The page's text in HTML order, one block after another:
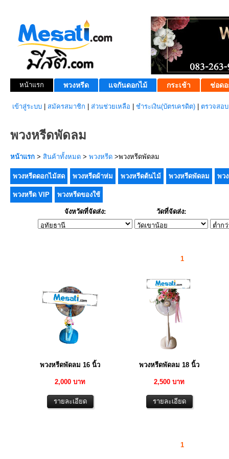
หน้าแรก พวงหรีด แจกันดอกไม้ กระเช้า ช่อดอ
เข้าสู่ระบบ สมัครสมาชิก ส่วนช่วยเหลือ ชำระเงิน(บัตรเครดิต) ตรวจสอ
พวงหรีดพัดลม
หน้าแรก > สินค้าทั้งหมด > พวงหรีด >พวงหรีดพัดลม
พวงหรีดดอกไม้สด พวงหรีดผ้าห่ม พวงหรีดต้นไม้ พวงหรีดพัดลม พว
พวงหรีด VIP พวงหรีดของใช้
จังหวัดที่จัดส่ง: วัดที่จัดส่ง:
1
พวงหรีดพัดลม 16 นิ้ว
2,000 บาท
พวงหรีดพัดลม 18 นิ้ว
2,500 บาท
1